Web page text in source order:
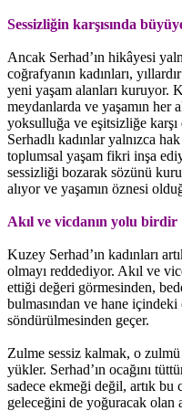
Sessizliğin karşısında
Ancak Serhad’ın hikâyesi
coğrafyanın kadınları,
yeni yaşam alanları kuruyor.
meydanlarda ve yaşamın her
yoksulluğa ve eşitsizliğe karşı
Serhadlı kadınlar yalnızca
toplumsal yaşam fikri inşa
sessizliği bozarak sözünü
alıyor ve yaşamın öznesi
Akıl ve vicdanın yolu birdir
Kuzey Serhad’ın kadınları
olmayı reddediyor. Akıl ve
ettiği değeri görmesinden,
bulmasından ve hane
söndürülmesinden geçer.
Zulme sessiz kalmak, o
yükler. Serhad’ın ocağını
sadece ekmeği değil, artık bu
geleceğini de yoğuracak olan